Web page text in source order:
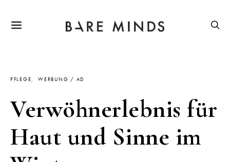
PFLEGE WERBUNG / AD
Verwöhnerlebnis für
Haut und Sinne im